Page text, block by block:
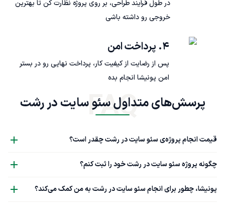
در طول فرآیند طراحی، بر روی پروژه نظارت کن تا بهترین
خروجی رو داشته باشی
۴. پرداخت امن
پس از رضایت از کیفیت کار، پرداخت نهایی رو در بستر
امن پونیشا انجام بده
پرسش‌های متداول سئو سایت در رشت FAQ
قیمت انجام پروژه‌ی سئو سایت در رشت چقدر است؟
چگونه پروژه سئو سایت در رشت خود را ثبت کنم؟
پونیشا، چطور برای انجام سئو سایت در رشت به من کمک می‌کند؟